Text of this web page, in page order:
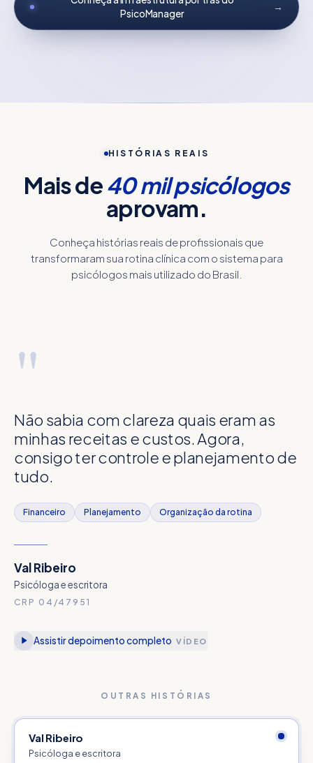
PsicoManager
→
HISTÓRIAS REAIS
Mais de40 mil psicólogos
aprovam.
Conheça histórias reais de profissionais que
transformaram sua rotina clínica com o sistema para
psicólogos mais utilizado do Brasil.
"
Não sabia com clareza quais eram as
minhas receitas e custos. Agora,
consigo ter controle e planejamento de
tudo.
Financeiro Planejamento Organização da rotina
Val Ribeiro
Psicóloga e escritora
CRP 04/47951
Assistir depoimento completo VÍDEO
OUTRAS HISTÓRIAS
Val Ribeiro
Psicóloga e escritora